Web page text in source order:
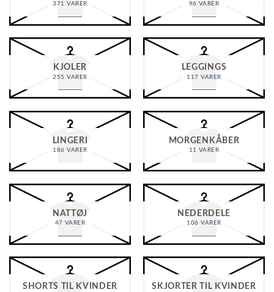
371 VARER 96 VARER
KJOLER
255 VARER
LEGGINGS
117 VARER
LINGERI
186 VARER
MORGENKÅBER
11 VARER
NATTØJ
47 VARER
NEDERDELE
106 VARER
SHORTS TIL KVINDER SKJORTER TIL KVINDER